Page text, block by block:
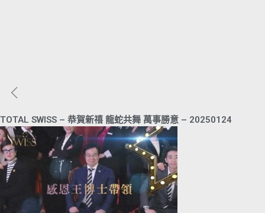
TOTAL SWISS – 恭賀新禧 龍蛇共舞 萬事勝意 – 20250124